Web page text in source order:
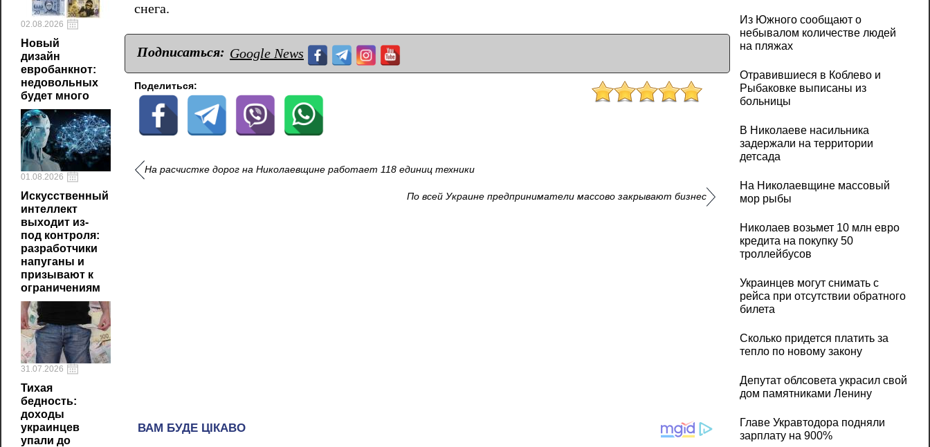
02.08.2026
Новый
дизайн
евробанкнот:
недовольных
будет много
01.08.2026
Искусственный
интеллект
выходит из-
под контроля:
разработчики
напуганы и
призывают к
ограничениям
31.07.2026
Тихая
бедность:
доходы
украинцев
упали до
снега.
Подписаться: Google News
Поделиться:
На расчистке дорог на Николаевщине работает 118 единиц техники
По всей Украине предприниматели массово закрывают бизнес
Из Южного сообщают о
небывалом количестве людей
на пляжах
Отравившиеся в Коблево и
Рыбаковке выписаны из
больницы
В Николаеве насильника
задержали на территории
детсада
На Николаевщине массовый
мор рыбы
Николаев возьмет 10 млн евро
кредита на покупку 50
троллейбусов
Украинцев могут снимать с
рейса при отсутствии обратного
билета
Сколько придется платить за
тепло по новому закону
Депутат облсовета украсил свой
дом памятниками Ленину
Главе Укравтодора подняли
зарплату на 900%